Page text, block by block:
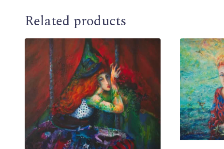
Related products